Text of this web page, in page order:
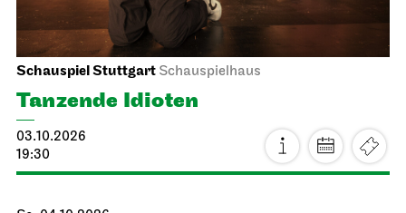
Schauspiel Stuttgart Schauspielhaus
Tanzende Idioten
03.10.2026
19:30